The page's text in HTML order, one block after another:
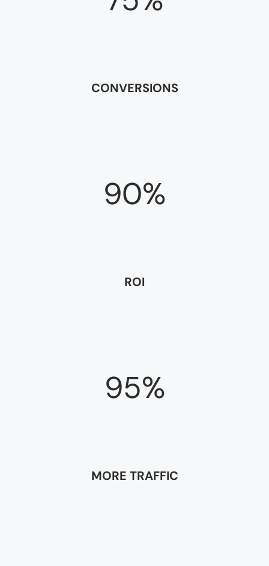
CONVERSIONS
90%
ROI
95%
MORE TRAFFIC